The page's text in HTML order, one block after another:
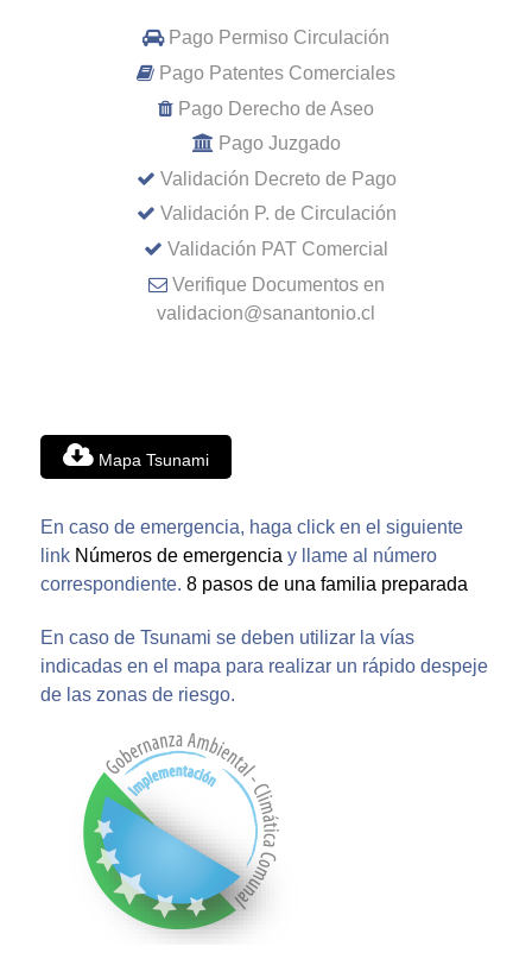
Pago Permiso Circulación
Pago Patentes Comerciales
Pago Derecho de Aseo
Pago Juzgado
Validación Decreto de Pago
Validación P. de Circulación
Validación PAT Comercial
Verifique Documentos en
validacion@sanantonio.cl
Mapa Tsunami
En caso de emergencia, haga click en el siguiente
link Números de emergencia y llame al número
correspondiente. 8 pasos de una familia preparada
En caso de Tsunami se deben utilizar la vías
indicadas en el mapa para realizar un rápido despeje
de las zonas de riesgo.